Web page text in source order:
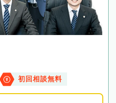
初回相談無料